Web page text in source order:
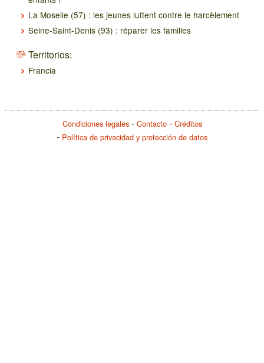
La Moselle (57) : les jeunes luttent contre le harcèlement
Seine-Saint-Denis (93) : réparer les familles
Territorios:
Francia
Condiciones legales Contacto
Créditos
Política de privacidad y protección de datos